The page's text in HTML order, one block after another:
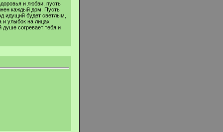
и любви, пусть
каждый дом. Пусть
идущий будет светлым,
и улыбок на лицах
душе согревает тебя и